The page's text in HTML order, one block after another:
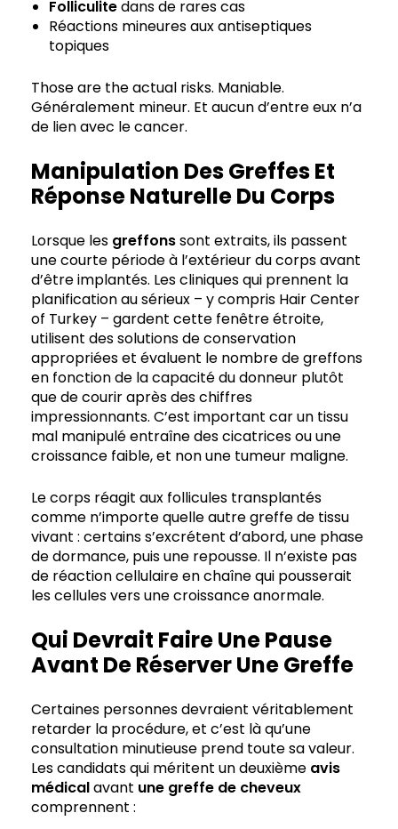
Folliculitedans de rares cas
Réactions mineures aux antiseptiques
topiques
Those are the actual risks. Maniable.
Généralement mineur. Et aucun d’entre eux n’a
de lien avec le cancer.
Manipulation Des Greffes Et
Réponse Naturelle Du Corps
Lorsque les greffonssont extraits, ils passent
une courte période à l’extérieur du corps avant
d’être implantés. Les cliniques qui prennent la
planification au sérieux – y compris Hair Center
of Turkey – gardent cette fenêtre étroite,
utilisent des solutions de conservation
appropriées et évaluent le nombre de greffons
en fonction de la capacité du donneur plutôt
que de courir après des chiffres
impressionnants. C’est important car un tissu
mal manipulé entraîne des cicatrices ou une
croissance faible, et non une tumeur maligne.
Le corps réagit aux follicules transplantés
comme n’importe quelle autre greffe de tissu
vivant : certains s’excrétent d’abord, une phase
de dormance, puis une repousse. Il n’existe pas
de réaction cellulaire en chaîne qui pousserait
les cellules vers une croissance anormale.
Qui Devrait Faire Une Pause
Avant De Réserver Une Greffe
Certaines personnes devraient véritablement
retarder la procédure, et c’est là qu’une
consultation minutieuse prend toute sa valeur.
Les candidats qui méritent un deuxième avis
médicalavant une greffe de cheveux
comprennent :